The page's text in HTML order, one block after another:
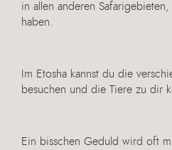
in allen anderen
haben.
Im Etosha kannst du die
besuchen und die Tiere zu dir
Ein bisschen Geduld wird oft